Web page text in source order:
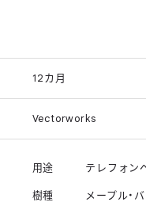
12カ月
Vectorworks
用途 テレフォン
樹種 メープル・